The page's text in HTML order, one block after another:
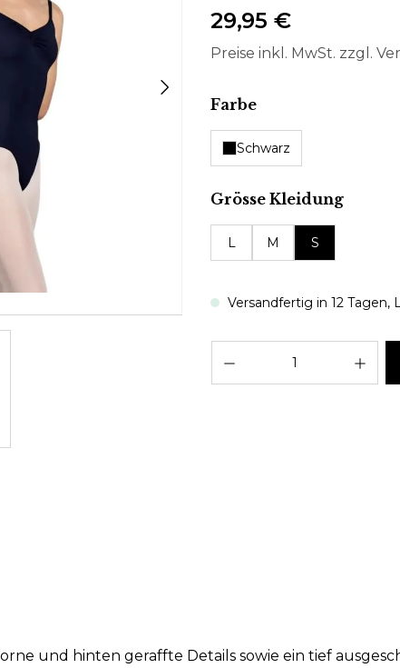
29,95 €
Preise inkl. MwSt. zzgl.
Farbeauswählen
Schwarz
Grösse Kleidung
L M S
Versandfertig in 12 Tagen,
und hinten geraffte Details sowie ein tief